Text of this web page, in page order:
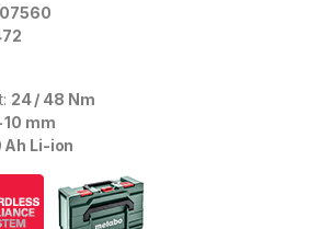
24 / 48 Nm
10 mm
Ah Li-ion